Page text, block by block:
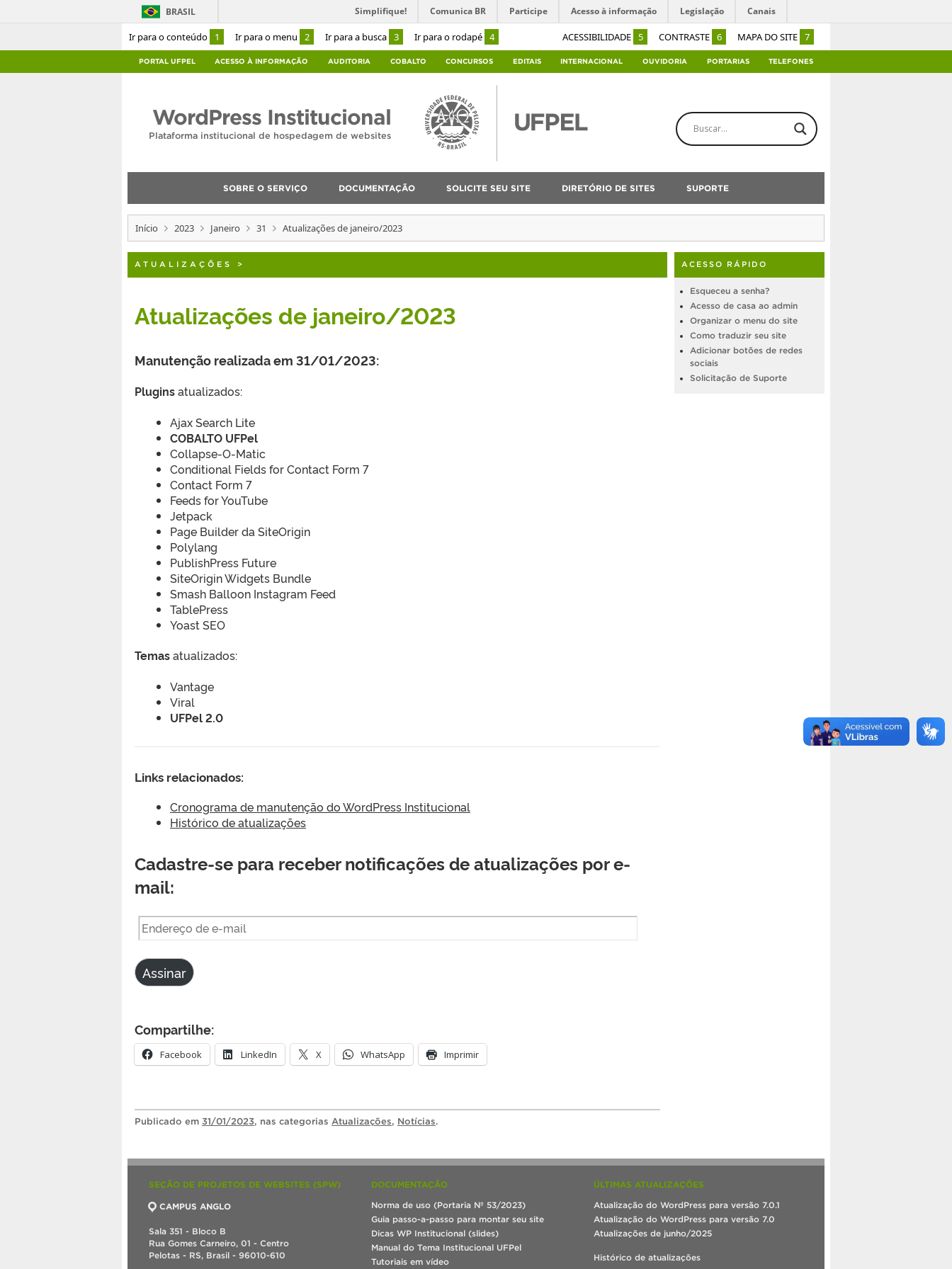
Ir para o conteúdo 1 Ir para o menu 2 Ir para a busca 3 Ir para o rodapé 4 ACESSIBILIDADE 5 CONTRASTE 6 MAPA DO SITE 7
BRASIL Simplifique! Comunica BR Participe Acesso à informação Legislação Canais
PORTAL UFPEL ACESSO À INFORMAÇÃO AUDITORIA COBALTO CONCURSOS EDITAIS INTERNACIONAL OUVIDORIA PORTARIAS TELEFONES
WordPress Institucional
Plataforma institucional de hospedagem de websites
SOBRE O SERVIÇO DOCUMENTAÇÃO SOLICITE SEU SITE DIRETÓRIO DE SITES SUPORTE
Início 2023 Janeiro 31 Atualizações de janeiro/2023
ATUALIZAÇÕES >
Atualizações de janeiro/2023
Manutenção realizada em 31/01/2023:
Pluginsatualizados:
Ajax Search Lite
COBALTO UFPel
Collapse-O-Matic
Conditional Fields for Contact Form 7
Contact Form 7
Feeds for YouTube
Jetpack
Page Builder da SiteOrigin
Polylang
PublishPress Future
SiteOrigin Widgets Bundle
Smash Balloon Instagram Feed
TablePress
Yoast SEO
Temasatualizados:
Vantage
Viral
UFPel 2.0
Links relacionados:
Cronograma de manutenção do WordPress Institucional
Histórico de atualizações
Cadastre-se para receber notificações de atualizações por e-
mail:
Endereço
de
e-
mail
Assinar
Compartilhe:
Facebook LinkedIn X WhatsApp Imprimir
Publicado em 31/01/2023, nas categorias Atualizações, Notícias.
ACESSO RÁPIDO
Esqueceu a senha?
Acesso de casa ao admin
Organizar o menu do site
Como traduzir seu site
Adicionar botões de redes
sociais
Solicitação de Suporte
SEÇÃO DE PROJETOS DE WEBSITES (SPW)
CAMPUS ANGLO
Sala 351 - Bloco B
Rua Gomes Carneiro, 01 - Centro
Pelotas - RS, Brasil - 96010-610
DOCUMENTAÇÃO
Norma de uso (Portaria Nº 53/2023)
Guia passo-a-passo para montar seu site
Dicas WP Institucional (slides)
Manual do Tema Institucional UFPel
Tutoriais em vídeo
ÚLTIMAS ATUALIZAÇÕES
Atualização do WordPress para versão 7.0.1
Atualização do WordPress para versão 7.0
Atualizações de junho/2025
Histórico de atualizações